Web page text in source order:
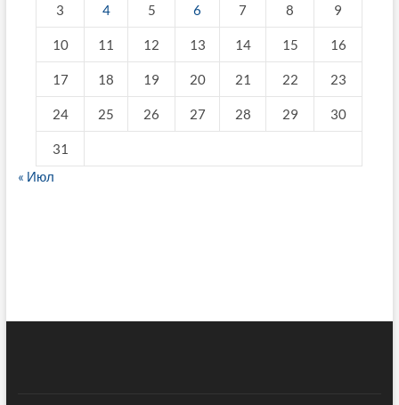
3 4 5 6 7 8 9
10 11 12 13 14 15 16
17 18 19 20 21 22 23
24 25 26 27 28 29 30
31
« Июл